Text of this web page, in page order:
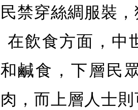
民禁穿絲綢服裝
在飲食方面，中
和鹹食，下層民
肉，而上層人士